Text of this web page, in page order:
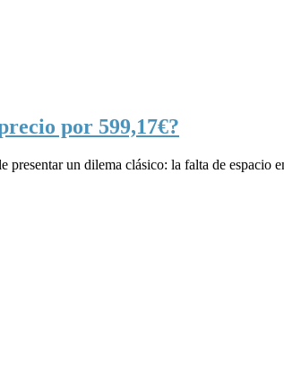
por 599,17€?
un dilema clásico: la falta de espacio